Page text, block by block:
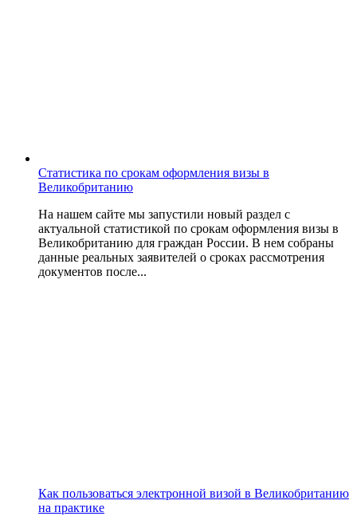
Статистика по срокам оформления визы в
Великобританию
На нашем сайте мы запустили новый раздел с
актуальной статистикой по срокам оформления визы в
Великобританию для граждан России. В нем собраны
данные реальных заявителей о сроках рассмотрения
документов после...
Как пользоваться электронной визой в Великобританию
на практике